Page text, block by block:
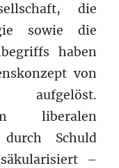
die
sowie die
haben
von
aufgelöst.
liberalen
durch Schuld
–